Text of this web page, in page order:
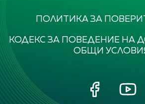
ПОЛИТИКА ЗА
КОДЕКС ЗА ПОВЕДЕНИЕ НА
ОБЩИ